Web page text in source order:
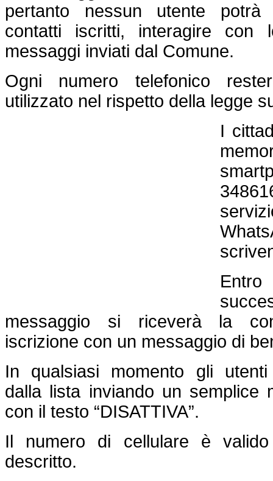
pertanto nessun utente
contatti iscritti, interagire con
messaggi inviati dal Comune.
Ogni numero telefonico
utilizzato nel rispetto della legge
I
Entro
messaggio si riceverà la
iscrizione con un messaggio di
In qualsiasi momento gli
dalla lista inviando un semplice
con il testo “DISATTIVA”.
Il numero di cellulare è
descritto.